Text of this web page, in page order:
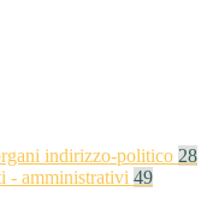
indirizzo-politico 28
- amministrativi 49